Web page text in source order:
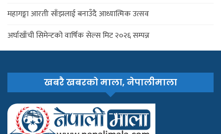
महागङ्गा आरतीः साँझलाई बनाउँदै आध्यात्मिक उत्सव
अर्घाखाँची सिमेन्टको वार्षिक सेल्स मिट २०२६ सम्पन्न
खबरै खबरको माला, नेपालीमाला